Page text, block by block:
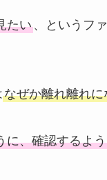
たい 、というフ
なぜか離れ離れ
に、確認するよ